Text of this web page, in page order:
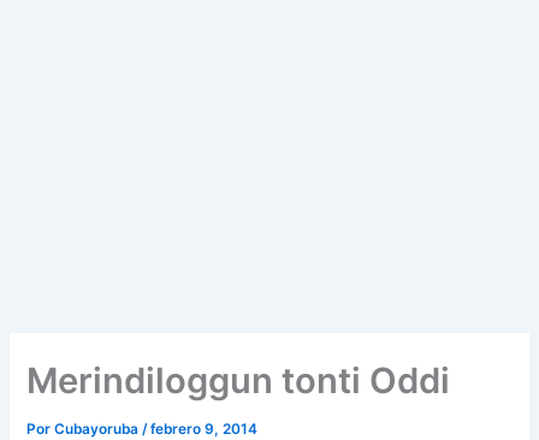
Merindiloggun tonti Oddi
PorCubayoruba/febrero 9, 2014